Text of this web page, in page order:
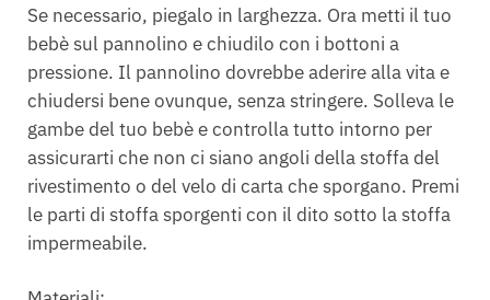
Se necessario, piegalo in larghezza. Ora metti il tuo
bebè sul pannolino e chiudilo con i bottoni a
pressione. Il pannolino dovrebbe aderire alla vita e
chiudersi bene ovunque, senza stringere. Solleva le
gambe del tuo bebè e controlla tutto intorno per
assicurarti che non ci siano angoli della stoffa del
rivestimento o del velo di carta che sporgano. Premi
le parti di stoffa sporgenti con il dito sotto la stoffa
impermeabile.